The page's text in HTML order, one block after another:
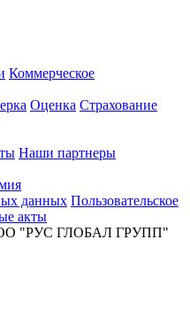
Коммерческое
Оценка Страхование
Наши партнеры
данных Пользовательское
акты
"РУС ГЛОБАЛ ГРУПП"